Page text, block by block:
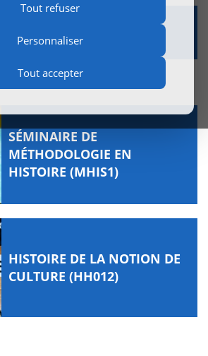
Tout refuser
Personnaliser
Tout accepter
LA CARTE
SÉMINAIRE DE
MÉTHODOLOGIE EN
HISTOIRE (MHIS1)
HISTOIRE DE LA NOTION DE
CULTURE (HH012)